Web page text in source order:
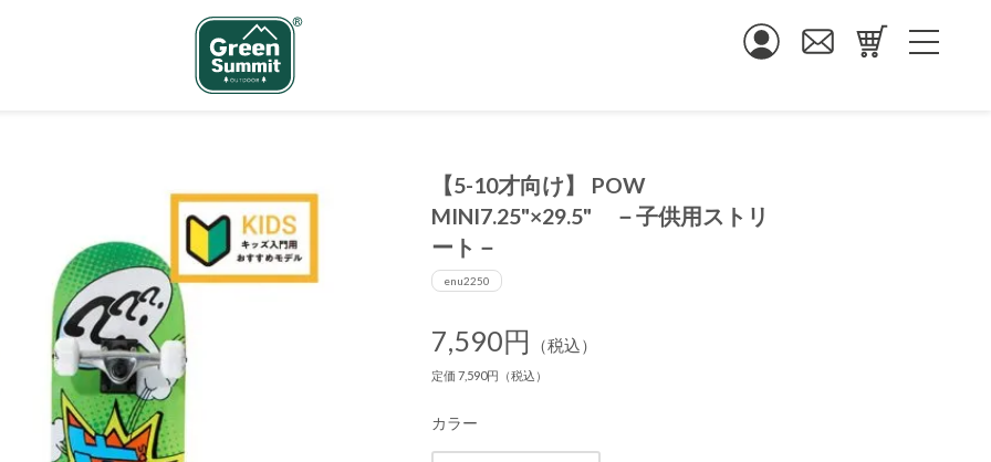
【5-10才向け】 POW
MINI7.25"×29.5" －子供用ストリ
ート－
enu2250
7,590円 （税込）
定価 7,590円（税込）
カラー